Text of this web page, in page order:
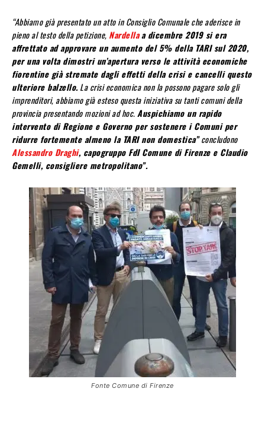
“Abbiamo già presentato un atto in Consiglio Comunale che aderisce in
pieno al testo della petizione, Nardellaa dicembre 2019 si era
affrettato ad approvare un aumento del 5% della TARI sul 2020,
per una volta dimostri un’apertura verso le attività economiche
fiorentine già stremate dagli effetti della crisi e cancelli questo
ulteriore balzello.La crisi economica non la possono pagare solo gli
imprenditori, abbiamo già esteso questa iniziativa su tanti comuni della
provincia presentando mozioni ad hoc. Auspichiamo un rapido
intervento di Regione e Governo per sostenere i Comuni per
ridurre fortemente almeno la TARI non domestica”concludono
Alessandro Draghi, capogruppo FdI Comune di Firenze e Claudio
Gemelli, consigliere metropolitano”.
Fonte Comune di Firenze